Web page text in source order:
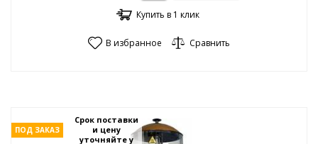
Купить в 1 клик
В избранное Сравнить
ПОД ЗАКАЗ
Срок поставки
и цену
уточняйте у